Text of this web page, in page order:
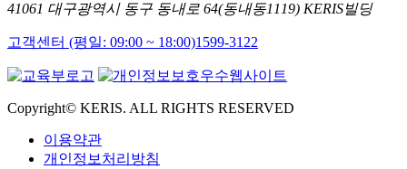
41061 대구광역시 동구 동내로 64(동내동1119) KERIS빌딩
고객센터 (평일: 09:00 ~ 18:00)1599-3122
Copyright© KERIS. ALL RIGHTS RESERVED
이용약관
개인정보처리방침